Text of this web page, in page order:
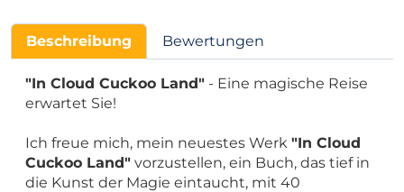
Beschreibung Bewertungen
"In Cloud Cuckoo Land" - Eine magische Reise
erwartet Sie!
Ich freue mich, mein neuestes Werk "In Cloud
Cuckoo Land" vorzustellen, ein Buch, das tief in
die Kunst der Magie eintaucht, mit 40